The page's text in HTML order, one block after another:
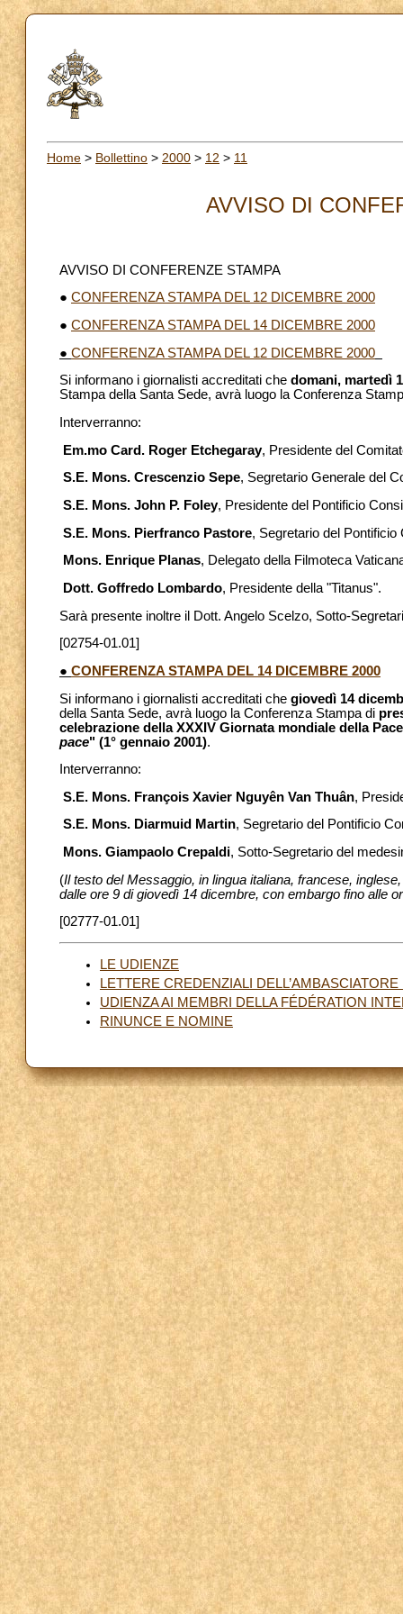
Home > Bollettino > 2000 > 12 > 11
AVVISO DI
AVVISO DI CONFERENZE STAMPA
● CONFERENZA STAMPA DEL 12 DICEMBRE 2000
● CONFERENZA STAMPA DEL 14 DICEMBRE 2000
● CONFERENZA STAMPA DEL 12 DICEMBRE 2000
Si informano i giornalisti accreditati che domani, martedì
Stampa della Santa Sede, avrà luogo la Conferenza
Interverranno:
Em.mo Card. Roger Etchegaray, Presidente del
S.E. Mons. Crescenzio Sepe, Segretario Generale del
S.E. Mons. John P. Foley, Presidente del Pontificio
S.E. Mons. Pierfranco Pastore, Segretario del
Mons. Enrique Planas, Delegato della Filmoteca
Dott. Goffredo Lombardo, Presidente della "Titanus".
Sarà presente inoltre il Dott. Angelo Scelzo, Sotto-
[02754-01.01]
● CONFERENZA STAMPA DEL 14 DICEMBRE 2000
Si informano i giornalisti accreditati che giovedì 14
della Santa Sede, avrà luogo la Conferenza Stampa di
celebrazione della XXXIV Giornata mondiale della
pace" (1° gennaio 2001).
Interverranno:
S.E. Mons. François Xavier Nguyên Van Thuân,
S.E. Mons. Diarmuid Martin, Segretario del Pontificio
Mons. Giampaolo Crepaldi, Sotto-Segretario del
(Il testo del Messaggio, in lingua italiana, francese,
dalle ore 9 di giovedì 14 dicembre, con embargo fino alle
[02777-01.01]
LE UDIENZE
LETTERE CREDENZIALI
UDIENZA AI MEMBRI DELLA FÉDÉRATION
RINUNCE E NOMINE